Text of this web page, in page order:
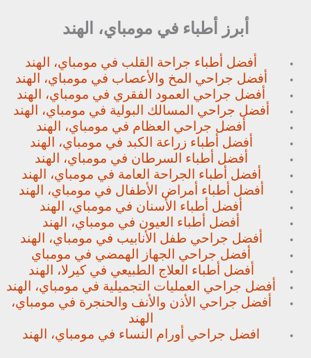
أبرز أطباء في مومباي، الهند
أفضل أطباء جراحة القلب في مومباي، الهند
أفضل جراحي المخ والأعصاب في مومباي، الهند
أفضل جراحي العمود الفقري في مومباي، الهند
أفضل جراحي المسالك البولية في مومباي، الهند
أفضل جراحي العظام في مومباي، الهند
أفضل أطباء زراعة الكبد في مومباي، الهند
أفضل أطباء السرطان في مومباي، الهند
أفضل أطباء الجراحة العامة في مومباي، الهند
أفضل أطباء أمراض الأطفال في مومباي، الهند
أفضل أطباء الأسنان في مومباي، الهند
أفضل أطباء العيون في مومباي، الهند
أفضل جراحي طفل الأنابيب في مومباي، الهند
أفضل جراحي الجهاز الهمضي في مومباي
أفضل أطباء العلاج الطبيعي في كيرلا، الهند
أفضل جراحي العمليات التجميلية في مومباي، الهند
أفضل جراحي الأذن والأنف والحنجرة في مومباي،
الهند
افضل جراحي أورام النساء في مومباي، الهند